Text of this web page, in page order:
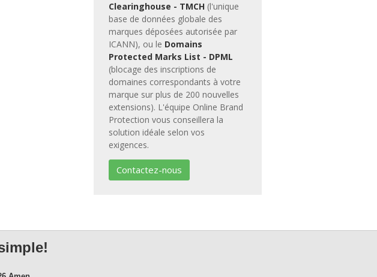
Clearinghouse - TMCH (l'unique
base de données globale des
marques déposées autorisée par
ICANN), ou le Domains
Protected Marks List - DPML
(blocage des inscriptions de
domaines correspondants à votre
marque sur plus de 200 nouvelles
extensions). L'équipe Online Brand
Protection vous conseillera la
solution idéale selon vos
exigences.
Contactez-nous